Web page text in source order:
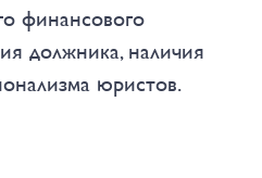
финансового
должника, наличия
юристов.